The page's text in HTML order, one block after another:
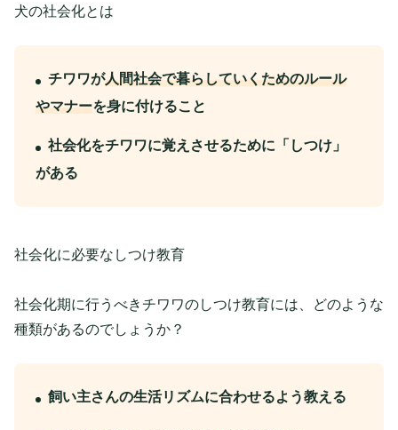
犬の社会化とは
チワワが人間社会で暮らしていくためのルール
やマナーを身に付けること
社会化をチワワに覚えさせるために「しつけ」
がある
社会化に必要なしつけ教育
社会化期に行うべきチワワのしつけ教育には、どのような
種類があるのでしょうか？
飼い主さんの生活リズムに合わせるよう教える